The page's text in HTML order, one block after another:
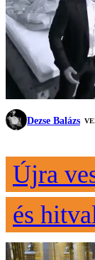
Dezse Balázs
Újra
és